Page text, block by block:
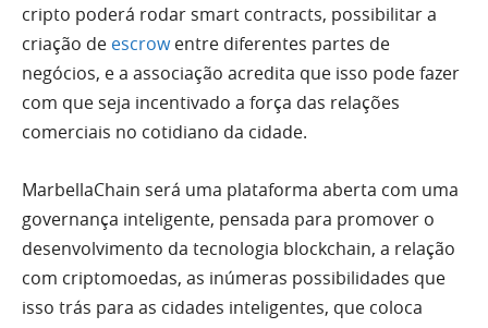
cripto poderá rodar smart contracts, possibilitar a
criação de escrowentre diferentes partes de
negócios, e a associação acredita que isso pode fazer
com que seja incentivado a força das relações
comerciais no cotidiano da cidade.
MarbellaChain será uma plataforma aberta com uma
governança inteligente, pensada para promover o
desenvolvimento da tecnologia blockchain, a relação
com criptomoedas, as inúmeras possibilidades que
isso trás para as cidades inteligentes, que coloca